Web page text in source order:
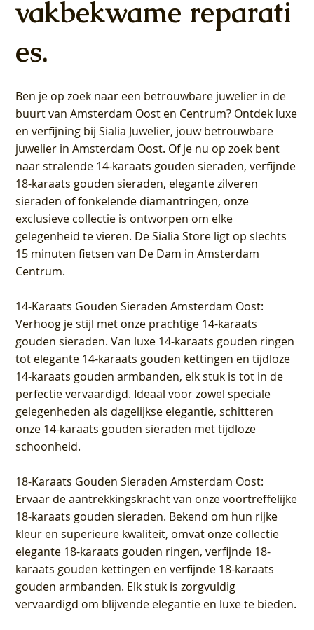
vakbekwame reparati
es.
Ben je op zoek naar een betrouwbare juwelier in de
buurt van Amsterdam Oost en Centrum? Ontdek luxe
en verfijning bij Sialia Juwelier, jouw betrouwbare
juwelier in Amsterdam Oost. Of je nu op zoek bent
naar stralende 14-karaats gouden sieraden, verfijnde
18-karaats gouden sieraden, elegante zilveren
sieraden of fonkelende diamantringen, onze
exclusieve collectie is ontworpen om elke
gelegenheid te vieren. De Sialia Store ligt op slechts
15 minuten fietsen van De Dam in Amsterdam
Centrum.
14-Karaats Gouden Sieraden Amsterdam Oost:
Verhoog je stijl met onze prachtige 14-karaats
gouden sieraden. Van luxe 14-karaats gouden ringen
tot elegante 14-karaats gouden kettingen en tijdloze
14-karaats gouden armbanden, elk stuk is tot in de
perfectie vervaardigd. Ideaal voor zowel speciale
gelegenheden als dagelijkse elegantie, schitteren
onze 14-karaats gouden sieraden met tijdloze
schoonheid.
18-Karaats Gouden Sieraden Amsterdam Oost:
Ervaar de aantrekkingskracht van onze voortreffelijke
18-karaats gouden sieraden. Bekend om hun rijke
kleur en superieure kwaliteit, omvat onze collectie
elegante 18-karaats gouden ringen, verfijnde 18-
karaats gouden kettingen en verfijnde 18-karaats
gouden armbanden. Elk stuk is zorgvuldig
vervaardigd om blijvende elegantie en luxe te bieden.